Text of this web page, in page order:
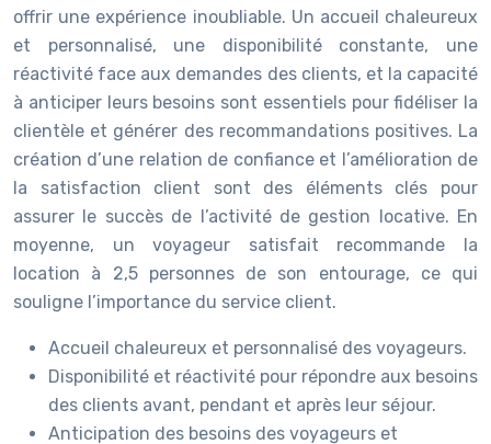
offrir une expérience inoubliable. Un accueil chaleureux
et personnalisé, une disponibilité constante, une
réactivité face aux demandes des clients, et la capacité
à anticiper leurs besoins sont essentiels pour fidéliser la
clientèle et générer des recommandations positives. La
création d’une relation de confiance et l’amélioration de
la satisfaction client sont des éléments clés pour
assurer le succès de l’activité de gestion locative. En
moyenne, un voyageur satisfait recommande la
location à 2,5 personnes de son entourage, ce qui
souligne l’importance du service client.
Accueil chaleureux et personnalisé des voyageurs.
Disponibilité et réactivité pour répondre aux besoins
des clients avant, pendant et après leur séjour.
Anticipation des besoins des voyageurs et